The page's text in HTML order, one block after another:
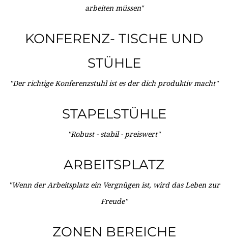
arbeiten müssen"
KONFERENZ- TISCHE UND
STÜHLE
"Der richtige Konferenzstuhl ist es der dich produktiv macht"
STAPELSTÜHLE
"Robust - stabil - preiswert"
ARBEITSPLATZ
"Wenn der Arbeitsplatz ein Vergnügen ist, wird das Leben zur
Freude"
ZONEN BEREICHE